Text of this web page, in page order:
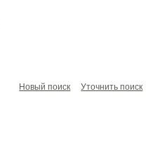
Новый поиск Уточнить поиск